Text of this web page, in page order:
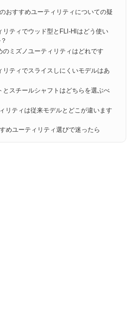
おすすめユーティリティについての疑
リティでウッド型とFLI-HIはどう使い
のミズノユーティリティはどれです
リティでスライスしにくいモデルはあ
とスチールシャフトはどちらを選ぶべ
リティは従来モデルとどこが違います
めユーティリティ選びで迷ったら